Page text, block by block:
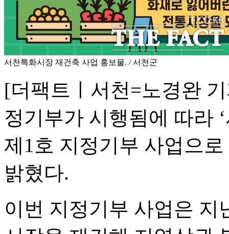
서천특화시장 재건축 사업 홍보물. / 서천군
[더팩트ㅣ서천=노경완
정기부가 시행됨에 따라
제1호 지정기부 사업으
밝혔다.
이번 지정기부 사업은 지